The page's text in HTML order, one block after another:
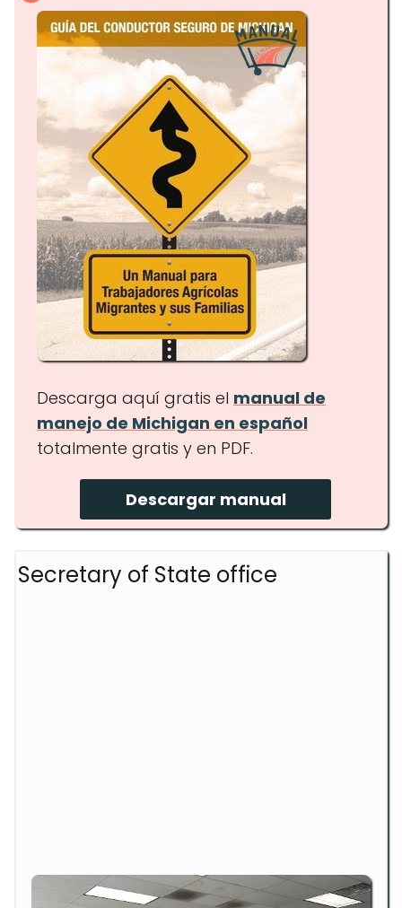
Descarga aquí gratis el manual de
manejo de Michigan en español
totalmente gratis y en PDF.
Descargar manual
Secretary of State office